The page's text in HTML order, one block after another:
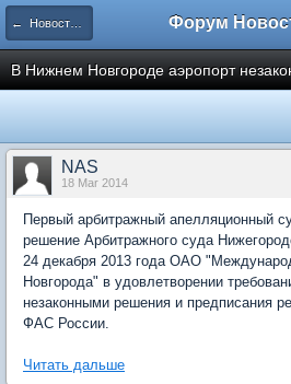
← Новости рынка недвижимости
В Нижнем Новгороде аэропорт
NAS
18 Mar 2014
Первый арбитражный апелляционный
решение Арбитражного суда
24 декабря 2013 года ОАО
Новгорода" в удовлетворении
незаконными решения и предписания
ФАС России.
Читать дальше